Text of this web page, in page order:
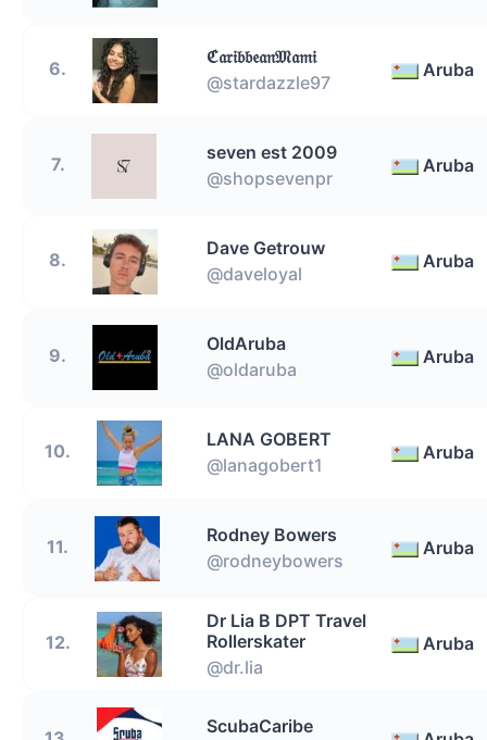
6.
ℭ𝔞𝔯𝔦𝔟𝔟𝔢𝔞𝔫𝔐𝔞𝔪𝔦
@stardazzle97
Aruba
7.
seven est 2009
@shopsevenpr
Aruba
8.
Dave Getrouw
@daveloyal
Aruba
9.
OldAruba
@oldaruba
Aruba
10.
LANA GOBERT
@lanagobert1
Aruba
11.
Rodney Bowers
@rodneybowers
Aruba
12.
Dr Lia B DPT Travel
Rollerskater
@dr.lia
Aruba
ScubaCaribe